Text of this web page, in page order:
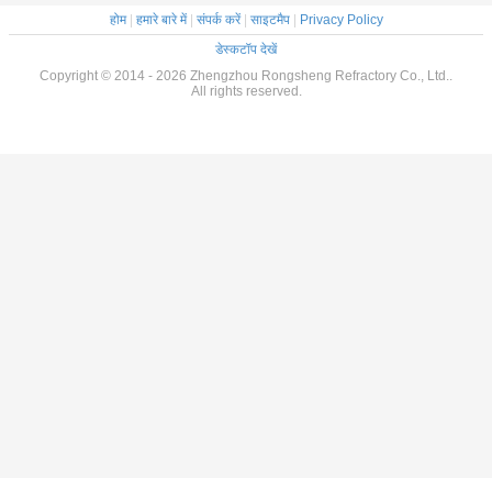
होम| हमारे बारे में| संपर्क करें| साइटमैप|
Privacy Policy
डेस्कटॉप देखें
Copyright © 2014 - 2026 Zhengzhou Rongsheng Refractory Co., Ltd..
All rights reserved.